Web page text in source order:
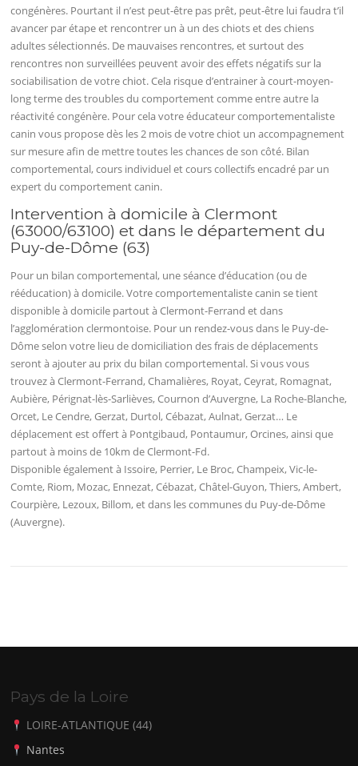
congénères. Pourtant il n’est peut-être pas prêt, peut-être lui faudra t’il
avancer par étape et rencontrer un à un des chiots et des chiens
adultes sélectionnés. De mauvaises rencontres, et surtout des
rencontres non surveillées peuvent avoir des effets négatifs sur la
sociabilisation de votre chiot. Cela risque d’entrainer à court-moyen-
long terme des troubles du comportement comme entre autre la
réactivité congénère. Pour cela votre éducateur comportementaliste
canin vous propose dès les 2 mois de votre chiot un accompagnement
sur mesure afin de mettre toutes les chances de son côté. Bilan
comportemental, cours individuel et cours collectifs encadré par un
expert du comportement canin.
Intervention à domicile à Clermont
(63000/63100) et dans le département du
Puy-de-Dôme (63)
Pour un bilan comportemental, une séance d’éducation (ou de
rééducation) à domicile. Votre comportementaliste canin se tient
disponible à domicile partout à Clermont-Ferrand et dans
l’agglomération clermontoise. Pour un rendez-vous dans le Puy-de-
Dôme selon votre lieu de domiciliation des frais de déplacements
seront à ajouter au prix du bilan comportemental. Si vous vous
trouvez à Clermont-Ferrand, Chamalières, Royat, Ceyrat, Romagnat,
Aubière, Pérignat-lès-Sarlièves, Cournon d’Auvergne, La Roche-Blanche,
Orcet, Le Cendre, Gerzat, Durtol, Cébazat, Aulnat, Gerzat… Le
déplacement est offert à Pontgibaud, Pontaumur, Orcines, ainsi que
partout à moins de 10km de Clermont-Fd.
Disponible également à Issoire, Perrier, Le Broc, Champeix, Vic-le-
Comte, Riom, Mozac, Ennezat, Cébazat, Châtel-Guyon, Thiers, Ambert,
Courpière, Lezoux, Billom, et dans les communes du Puy-de-Dôme
(Auvergne).
Pays de la Loire
LOIRE-ATLANTIQUE (44)
Nantes